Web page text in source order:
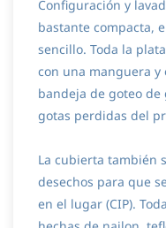
Configuración y
bastante compacta,
sencillo. Toda la
con una manguera y
bandeja de goteo
gotas perdidas del
La cubierta también
desechos para que
en el lugar (CIP).